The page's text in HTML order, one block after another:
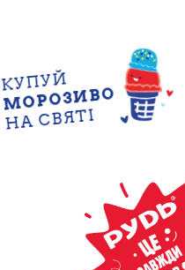
КУПУЙ
МОРОЗИВО
НА СВЯТІ